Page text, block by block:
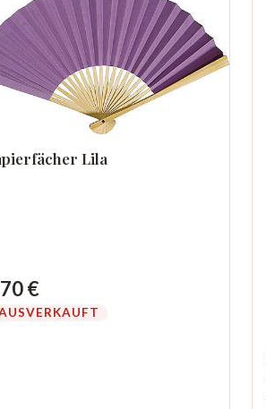
Lila
€